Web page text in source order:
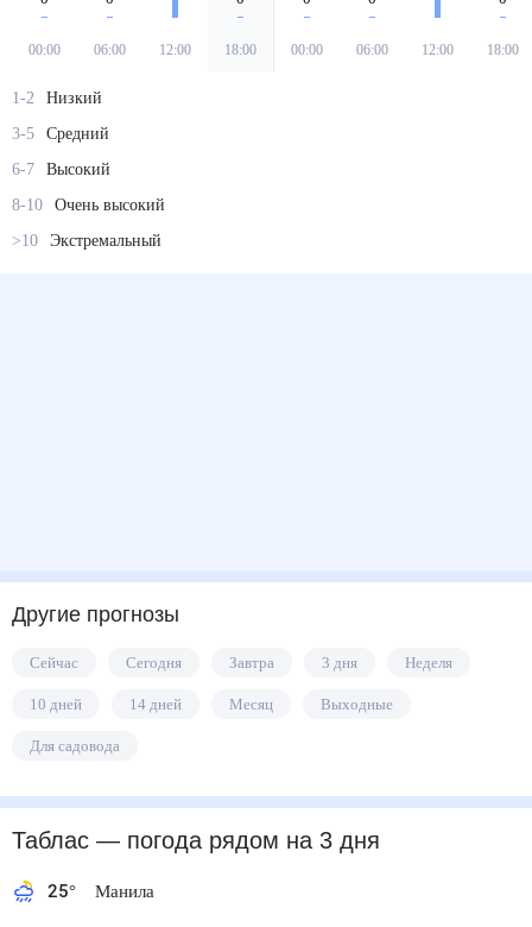
00:00 06:00 12:00 18:00 00:00 06:00 12:00 18:00
1-2
Низкий
3-5
Средний
6-7
Высокий
8-10
Очень высокий
>10
Экстремальный
Другие прогнозы
Сейчас Сегодня Завтра 3 дня Неделя
10 дней 14 дней Месяц Выходные
Для садовода
Таблас— погода рядомна 3 дня
25° Манила